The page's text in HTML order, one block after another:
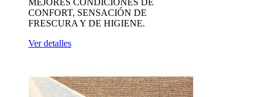
MEJORES CONDICIONES DE
CONFORT, SENSACIÓN DE
FRESCURA Y DE HIGIENE.
Ver detalles